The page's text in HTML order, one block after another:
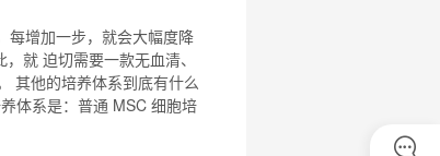
每增加一步，就会大幅度降
，就 迫切需要一款无血清、
其他的培养体系到底有什么
体系是：普通 MSC 细胞培